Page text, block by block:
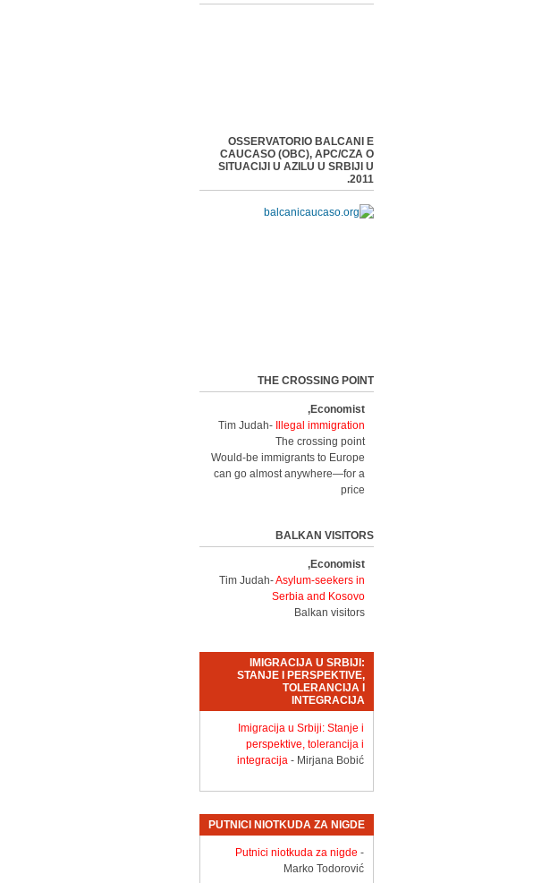
OSSERVATORIO BALCANI E
CAUCASO (OBC), APC/CZA O
SITUACIJI U AZILU U SRBIJI U
2011.
THE CROSSING POINT
Economist,
Tim Judah-
Illegal immigration
The crossing point
Would-be immigrants to Europe
can go almost anywhere—for a
price
BALKAN VISITORS
Economist,
Tim Judah-Asylum-seekers in
Serbia and Kosovo
Balkan visitors
IMIGRACIJA U SRBIJI:
STANJE I PERSPEKTIVE,
TOLERANCIJA I
INTEGRACIJA
Imigracija u Srbiji: Stanje i
perspektive, tolerancija i
integracija - Mirjana Bobić
PUTNICI NIOTKUDA ZA NIGDE
Putnici niotkuda za nigde -
Marko Todorović